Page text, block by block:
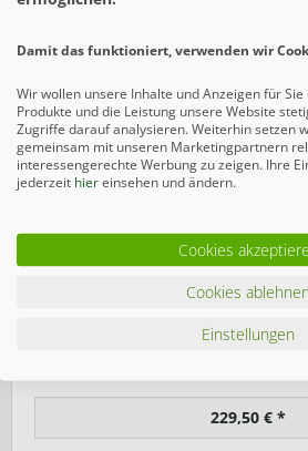
229,50 € *
Damit das funktioniert, verwenden wir
Wir wollen unsere Inhalte und Anzeigen für
Produkte und die Leistung unsere Website
Zugriffe darauf analysieren. Weiterhin setzen
gemeinsam mit unseren Marketingpartnern
interessengerechte Werbung zu zeigen. Ihre
jederzeit hiereinsehen und ändern.
Cookies
Cookies ablehnen
Einstellungen